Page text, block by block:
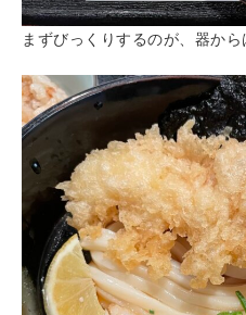
まずびっくりするのが、器か